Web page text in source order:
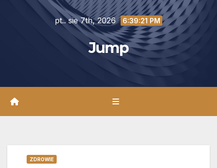
pt.. sie 7th, 2026 6:39:22 PM
Jump
ZDROWIE